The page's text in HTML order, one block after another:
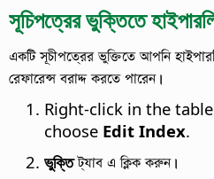
সূচিপত্রের ভুক্তিতে
একটি সূচীপত্রের ভুক্তিতে আপনি
রেফারেন্স বরাদ্দ করতে পারেন।
Right-click in the
choose Edit Index.
ভুক্তিট্যাব এ ক্লিক করুন।